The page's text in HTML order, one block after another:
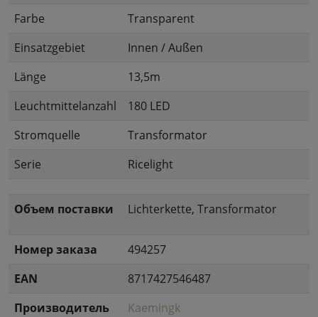
Farbe
Transparent
Einsatzgebiet
Innen / Außen
Länge
13,5m
Leuchtmittelanzahl
180 LED
Stromquelle
Transformator
Serie
Ricelight
Объем поставки Lichterkette, Transformator
Номер заказа
494257
EAN
8717427546487
Производитель
Kaemingk